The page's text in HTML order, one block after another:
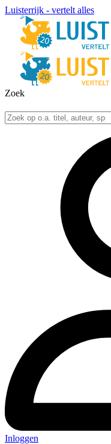
Luisterrijk - vertelt alles
Zoek
Inloggen